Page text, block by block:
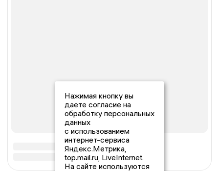
Нажимая кнопку вы
даете согласие на
обработку персональных
данных
с использованием
интернет-сервиса
Яндекс.Метрика,
top.mail.ru, LiveInternet.
На сайте используются